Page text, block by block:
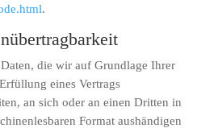
.
Daten, die wir auf Grundlage Ihrer
eines Vertrags
an sich oder an einen Dritten in
Format aushändigen